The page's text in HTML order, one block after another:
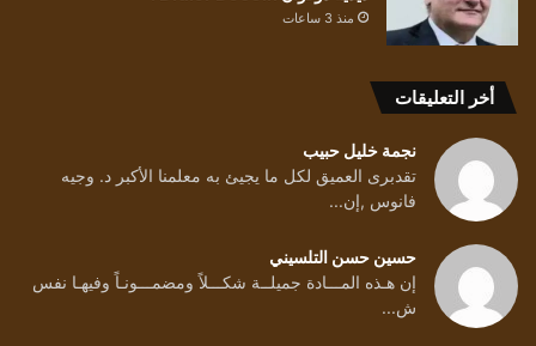
منذ 3 ساعات
أخر التعليقات
نجمة خليل حبيب
تقدبرى العميق لكل ما يجيئ به معلمنا الأكبر د. وجيه
فانوس ,إن...
حسين حسن التلسيني
إن هـذه المـــادة جميلــة شكـــلاً ومضمـــونـاً وفيهـا نفس
ش...